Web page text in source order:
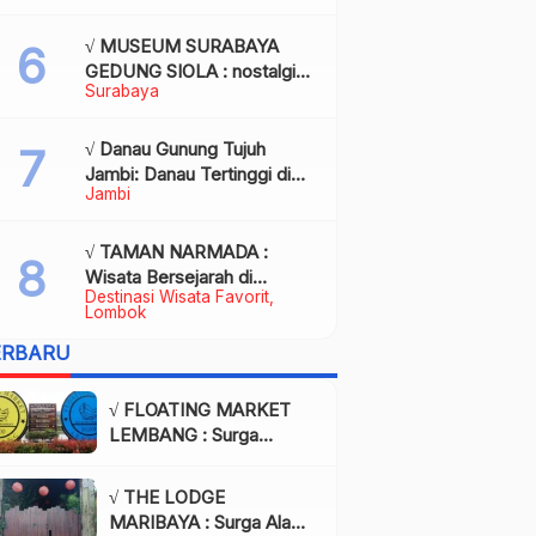
Surabaya
√ MUSEUM SURABAYA
GEDUNG SIOLA : nostalgia
dalam balutan modernitas di
Review & Info
Jambi
√ Danau Gunung Tujuh
Jambi: Danau Tertinggi di
Asia Tenggara, Tiket, Rute,
Destinasi Wisata Favorit
Lombok
√ TAMAN NARMADA :
Wisata Bersejarah di
Lombok yang Memukau
√ FLOATING MARKET
LEMBANG : Surga
di Bandung yang Wajib
Dikunjungi, Info & Harga
√ THE LODGE
MARIBAYA : Surga Alam